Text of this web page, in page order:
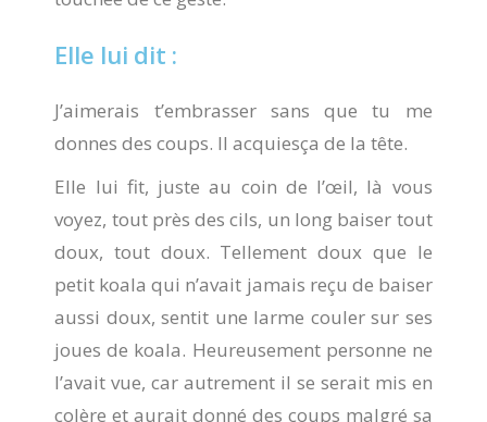
Elle lui dit :
J’aimerais t’embrasser sans que tu me
donnes des coups. Il acquiesça de la tête.
Elle lui fit, juste au coin de l’œil, là vous
voyez, tout près des cils, un long baiser tout
doux, tout doux. Tellement doux que le
petit koala qui n’avait jamais reçu de baiser
aussi doux, sentit une larme couler sur ses
joues de koala. Heureusement personne ne
l’avait vue, car autrement il se serait mis en
colère et aurait donné des coups malgré sa